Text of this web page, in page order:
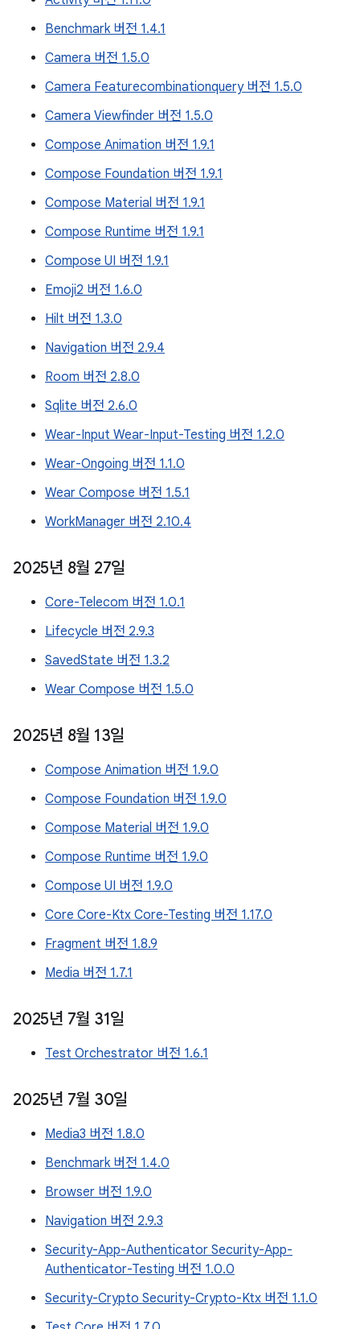
Benchmark 버전 1.4.1
Camera 버전 1.5.0
Camera Featurecombinationquery 버전 1.5.0
Camera Viewfinder 버전 1.5.0
Compose Animation 버전 1.9.1
Compose Foundation 버전 1.9.1
Compose Material 버전 1.9.1
Compose Runtime 버전 1.9.1
Compose UI 버전 1.9.1
Emoji2 버전 1.6.0
Hilt 버전 1.3.0
Navigation 버전 2.9.4
Room 버전 2.8.0
Sqlite 버전 2.6.0
Wear-Input Wear-Input-Testing 버전 1.2.0
Wear-Ongoing 버전 1.1.0
Wear Compose 버전 1.5.1
WorkManager 버전 2.10.4
2025년 8월 27일
Core-Telecom 버전 1.0.1
Lifecycle 버전 2.9.3
SavedState 버전 1.3.2
Wear Compose 버전 1.5.0
2025년 8월 13일
Compose Animation 버전 1.9.0
Compose Foundation 버전 1.9.0
Compose Material 버전 1.9.0
Compose Runtime 버전 1.9.0
Compose UI 버전 1.9.0
Core Core-Ktx Core-Testing 버전 1.17.0
Fragment 버전 1.8.9
Media 버전 1.7.1
2025년 7월 31일
Test Orchestrator 버전 1.6.1
2025년 7월 30일
Media3 버전 1.8.0
Benchmark 버전 1.4.0
Browser 버전 1.9.0
Navigation 버전 2.9.3
Security-App-Authenticator Security-App-
Authenticator-Testing 버전 1.0.0
Security-Crypto Security-Crypto-Ktx 버전 1.1.0